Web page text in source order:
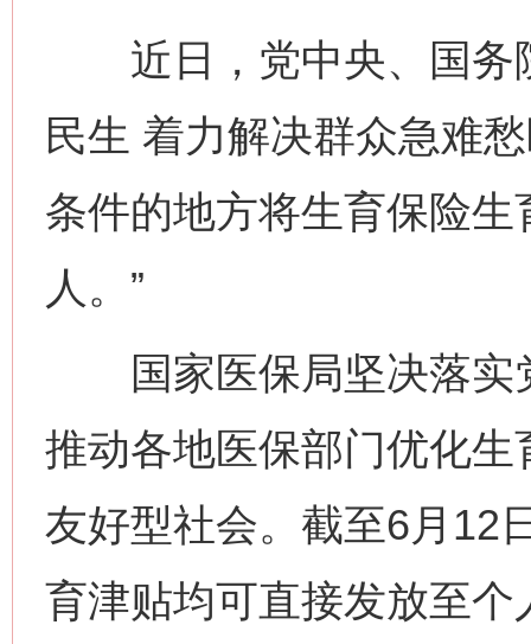
近日，党中央、国务
民生 着力解决群众急难
条件的地方将生育保险
人。”
国家医保局坚决落实
推动各地医保部门优化
友好型社会。截至6月12
育津贴均可直接发放至